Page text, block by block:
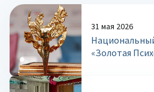
31 мая 2026
«Золотая